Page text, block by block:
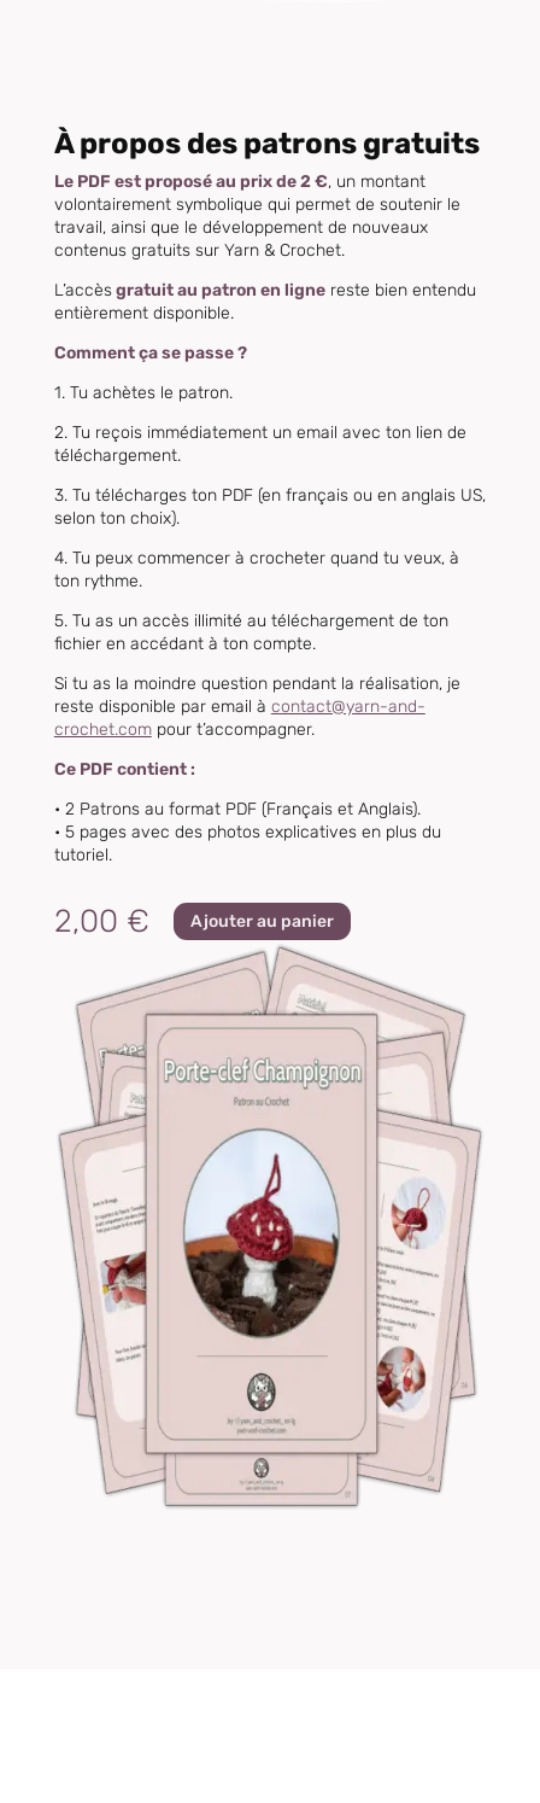
À propos des patrons gratuits
Le PDF est proposé au prix de 2 €, un montant
volontairement symbolique qui permet de soutenir le
travail, ainsi que le développement de nouveaux
contenus gratuits sur Yarn & Crochet.
L’accèsgratuit au patron en ligne reste bien entendu
entièrement disponible.
Comment ça se passe ?
1. Tu achètes le patron.
2. Tu reçois immédiatement un email avec ton lien de
téléchargement.
3. Tu télécharges ton PDF (en français ou en anglais US,
selon ton choix).
4. Tu peux commencer à crocheter quand tu veux, à
ton rythme.
5. Tu as un accès illimité au téléchargement de ton
fichier en accédant à ton compte.
Si tu as la moindre question pendant la réalisation, je
reste disponible par email à contact@yarn-and-
crochet.compour t’accompagner.
Ce PDF contient :
• 2 Patrons au format PDF (Français et Anglais).
• 5pages avec des photos explicatives en plus du
tutoriel.
2,00 € Ajouter au panier